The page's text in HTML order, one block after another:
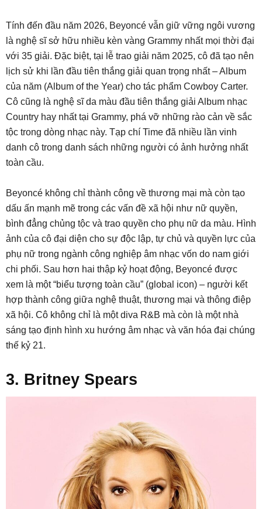
Tính đến đầu năm 2026, Beyoncé vẫn giữ vững ngôi vương
là nghệ sĩ sở hữu nhiều kèn vàng Grammy nhất mọi thời đại
với 35 giải. Đặc biệt, tại lễ trao giải năm 2025, cô đã tạo nên
lịch sử khi lần đầu tiên thắng giải quan trọng nhất – Album
của năm (Album of the Year) cho tác phẩm Cowboy Carter.
Cô cũng là nghệ sĩ da màu đầu tiên thắng giải Album nhạc
Country hay nhất tại Grammy, phá vỡ những rào cản về sắc
tộc trong dòng nhạc này. Tạp chí Time đã nhiều lần vinh
danh cô trong danh sách những người có ảnh hưởng nhất
toàn cầu.
Beyoncé không chỉ thành công về thương mại mà còn tạo
dấu ấn mạnh mẽ trong các vấn đề xã hội như nữ quyền,
bình đẳng chủng tộc và trao quyền cho phụ nữ da màu. Hình
ảnh của cô đại diện cho sự độc lập, tự chủ và quyền lực của
phụ nữ trong ngành công nghiệp âm nhạc vốn do nam giới
chi phối. Sau hơn hai thập kỷ hoạt động, Beyoncé được
xem là một “biểu tượng toàn cầu” (global icon) – người kết
hợp thành công giữa nghệ thuật, thương mại và thông điệp
xã hội. Cô không chỉ là một diva R&B mà còn là một nhà
sáng tạo định hình xu hướng âm nhạc và văn hóa đại chúng
thế kỷ 21.
3. Britney Spears